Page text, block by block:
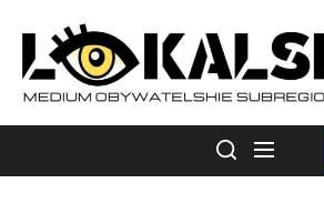
content